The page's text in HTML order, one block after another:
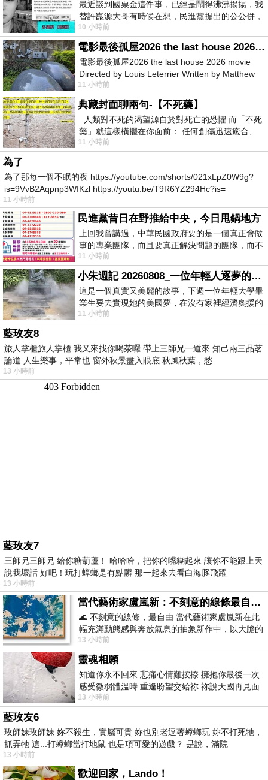
最近談到國票金這件事，已經是鬧得沸沸揚揚，我
替許崑源大哥有時候在想，民進黨提出的公公併，
其實就是想要國庫通黨庫，鬧出最大的醜
10 小時前
電影最後孤屋2026 the last house 2026 movie
電影最後孤屋2026 the last house 2026 movie
Directed by Louis Leterrier Written by Matthew
Robinson Starring Greta Lee Wa
11 小時前
典藏封面聊兩句-【不死藥】
人類對不死的渴望源自於對死亡的恐懼 而「不死
藥」就這樣橫擺在你面前： 任何創傷迅速癒合、
停止衰老、痛覺消失…堪
11 小時前
為了
為了那每一個不眠的夜 https://youtube.com/shorts/021xLpZ0W9g?
is=9VvB2Aqpnp3WIKzl https://youtu.be/T9R6YZ294Hc?is=
11 小時前
民進黨昔日在野推給中央，今日甩鍋地方
上回我曾講過，中華民國政府要的是一個真正會做
事的專業團隊，而且要真正解決問題的團隊，而不
是只會到處甩鍋的雙標團隊，最近民進黨
11 小時前
小朱週記 20260808_一位年輕人逐夢的真實故事
這是一個真實又美麗的故事，下週一位年輕大學畢
業生要去實現她的美國夢，在沒有家裡經濟奧援的
情況下，靠著自我努力工作累積出國基
11 小時前
藍玫友8
旅人掌櫃旅人掌櫃 我又來找你喝茶囉 帶上三師兄一道來 知己兩三品茗
論道 人生樂事，平常也 窗外秋景盡入眼底 秋風秋葉，愁
13 小時前
藍玫友7
三師兄三師兄 給你糖葫蘆！ 哈哈哈，把你的嘴糊起來 讓你不能跟上天
說我壞話 好吧！玩打蟑螂是有點髒 那一起來去看白海豚飛躍
13 小時前
當代藝術家盧嵐新：不刻意的線條最自由，讓色彩流動、筆觸自己說話
🌊 不刻意的線條，最自由 當代藝術家盧嵐新在此
幅充滿動態感與奔放氣息的抽象新作中，以大膽的
藍色顏料在白色畫布上揮灑、壓印與流淌
13 小時前
靈魂相願
知道你永不回來 悲痛心情難按捺 擁抱你最後一次
感受微弱體溫時 重逢盼望交給祢 祢說天國再見面
此刻忍淚說別離 他日靈魂再
13 小時前
藍玫友6
玫師妹玫師妹 妳不殺生，實屬可貴 妳也別老逗著蟑螂玩 妳不打死牠，
抓弄牠 這...打蟑螂當打地鼠 也是項可愛的遊戲？ 是說，滿院
13 小時前
歡迎回家，Lando！